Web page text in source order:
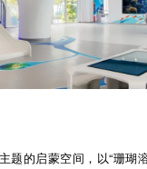
题的启蒙空间，以“珊瑚